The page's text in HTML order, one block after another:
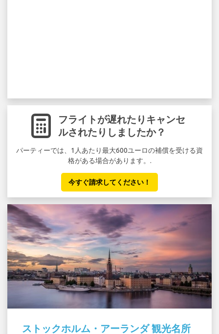
フライトが遅れたりキャンセ
ルされたりしましたか？
パーティーでは、1人あたり最大600ユーロの補償を受ける資
格がある場合があります。.
今すぐ請求してください！
ストックホルム・アーランダ 観光名所